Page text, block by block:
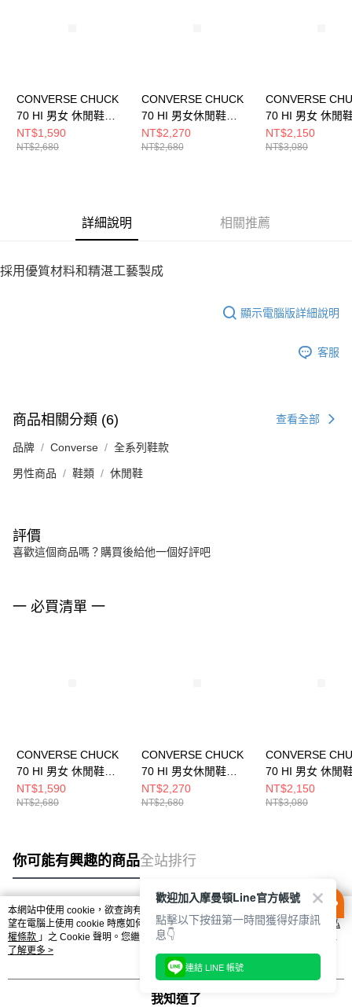
CONVERSE CHUCK
70 HI 男女 休閒鞋
A08616C
NT$1,590
NT$2,680
CONVERSE CHUCK
70 HI 男女休閒鞋
162053C
NT$2,270
NT$2,680
CONVERSE
70 HI 男女 休閒
A07201C
NT$2,150
NT$3,080
詳細說明 相關推薦
採用優質材料和精湛工藝製成
顯示電腦版詳細說明
客服
商品相關分類 (6) 查看全部
品牌 Converse 全系列鞋款
男性商品 鞋類 休閒鞋
評價
喜歡這個商品嗎？購買後給他一個好評吧
一 必買清單 一
CONVERSE CHUCK
70 HI 男女 休閒鞋
A08616C
NT$1,590
NT$2,680
CONVERSE CHUCK
70 HI 男女休閒鞋
162053C
NT$2,270
NT$2,680
CONVERSE
70 HI 男女 休閒
A07201C
NT$2,150
NT$3,080
你可能有興趣的商品全站排行
熱門標籤
本網站中使用 cookie，欲查詢有關本網站使用 cookie 方式之詳情，及若您不希
望在電腦上使用 cookie 時應如何變更電腦的 cookie 設定，請參閱本網站「
隱私
權條款 」之 Cookie 聲明。您繼續使用本網站即表示您同意本公司得按本網站使
用條款之 Cookie 聲明使用 cookie。
了解更多 >
我知道了
歡迎加入摩曼頓Line官方帳號
點擊以下按鈕第一時間獲得好康訊
息👇
連結 LINE 帳號